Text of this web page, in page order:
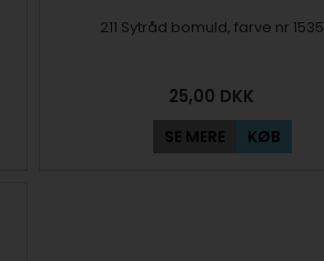
211 Sytråd bomuld, farve nr 1535
25,00 DKK
SE MERE KØB